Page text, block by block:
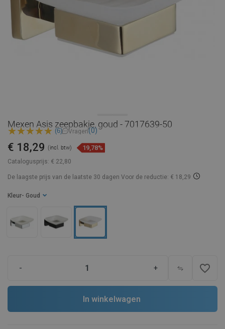
Mexen Asis zeepbakje, goud - 7017639-50
(6) Vragen(0)
Catalogusprijs: € 22,80
€ 18,29 (incl. btw) 19,78%
De laagste prijs van de laatste 30 dagen Voor de reductie: € 18,29
Kleur - Goud
- + favorite_border
In winkelwagen